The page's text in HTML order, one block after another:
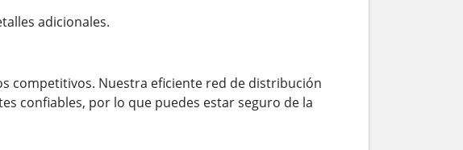
adicionales.
competitivos. Nuestra eficiente red de distribución
confiables, por lo que puedes estar seguro de la